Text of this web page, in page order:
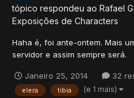
tópico respondeu ao Rafael
Exposições de Characters
Haha é, foi ante-ontem. Mais
servidor e assim sempre será.
Janeiro 25, 2014 32
elera tibia (e 1 mais)